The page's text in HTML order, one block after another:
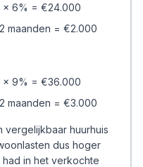
x 6% = €24.000
maanden = €2.000
x 9% = €36.000
maanden = €3.000
vergelijkbaar huurhuis
dus hoger
in het verkochte